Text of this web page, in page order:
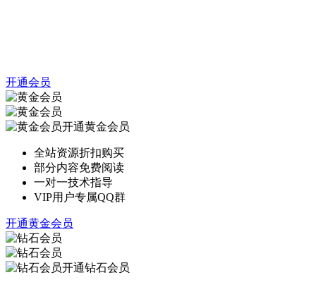
开通会员
开通黄金会员
全站资源折扣购买
部分内容免费阅读
一对一技术指导
VIP用户专属QQ群
开通黄金会员
开通钻石会员